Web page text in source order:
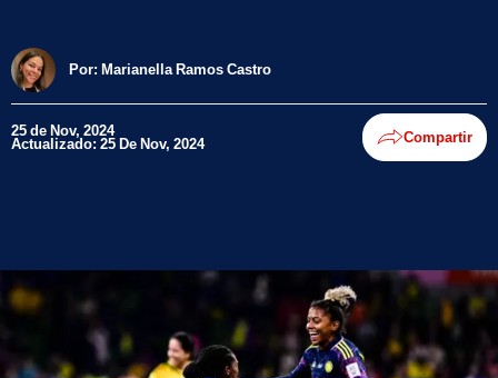
Por: Marianella Ramos Castro
25 de Nov, 2024
Actualizado: 25 De Nov, 2024 Compartir